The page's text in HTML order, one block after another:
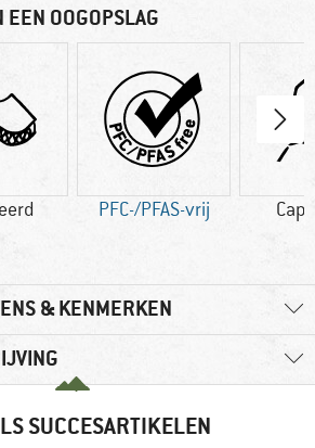
EEN OOGOPSLAG
PFC-/PFAS-vrij
& KENMERKEN
SUCCESARTIKELEN